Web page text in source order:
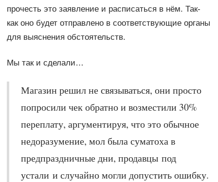
прочесть это заявление и расписаться в нём. Так-
как оно будет отправлено в соответствующие органы
для выяснения обстоятельств.
Мы так и сделали…
Магазин решил не связываться, они просто
попросили чек обратно и возместили 30%
переплату, аргументируя, что это обычное
недоразумение, мол была суматоха в
предпраздничные дни, продавцы под
устали и случайно могли допустить ошибку.